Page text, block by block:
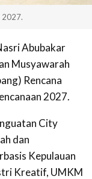
2027.
Abubakar
Musyawarah
Rencana
2027.
City
dan
Kepulauan
Kreatif, UMKM